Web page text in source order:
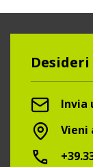
Invia
Vieni